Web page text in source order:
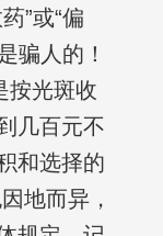
”或“偏
骗人的！
按光斑收
几百元不
和选择的
地而异，